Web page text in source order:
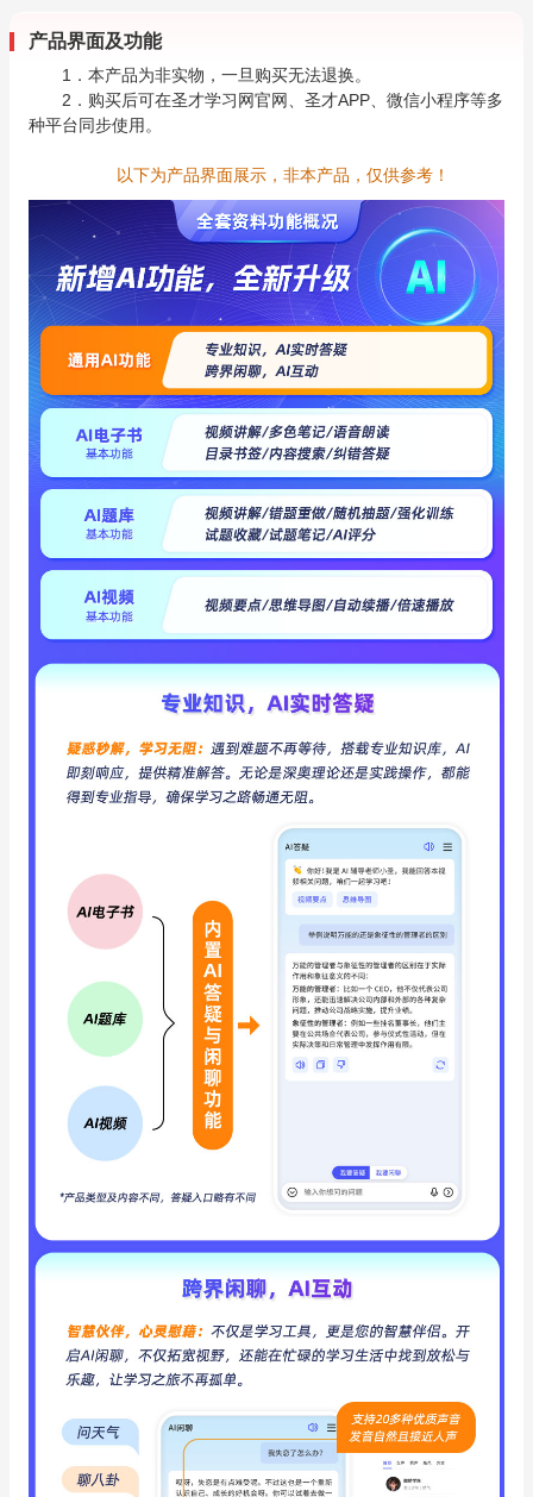
产品界面及功能
1．本产品为非实物，一旦购买无法退换。
2．购买后可在圣才学习网官网、圣才APP、微信小程序等多
种平台同步使用。
以下为产品界面展示，非本产品，仅供参考！